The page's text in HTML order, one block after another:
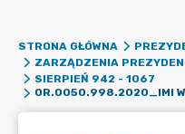
STRONA GŁÓWNA
ZARZĄDZENIA
SIERPIEŃ 942 - 1067